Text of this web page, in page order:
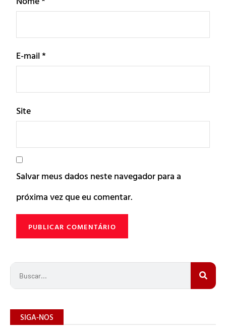
E-mail*
Site
Salvar meus dados neste navegador para a
próxima vez que eu comentar.
SIGA-NOS